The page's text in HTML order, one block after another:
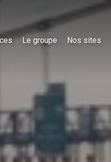
Le groupe Nos sites